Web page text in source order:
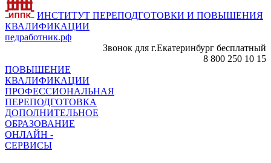
ИНСТИТУТ ПЕРЕПОДГОТОВКИ И ПОВЫШЕНИЯ
КВАЛИФИКАЦИИ
педработник.рф
Звонок для г.Екатеринбург бесплатный
8 800 250 10 15
ПОВЫШЕНИЕ
КВАЛИФИКАЦИИ
ПРОФЕССИОНАЛЬНАЯ
ПЕРЕПОДГОТОВКА
ДОПОЛНИТЕЛЬНОЕ
ОБРАЗОВАНИЕ
ОНЛАЙН -
СЕРВИСЫ